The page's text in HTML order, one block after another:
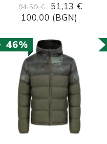
94,59 €
51,13 €
100,00 (BGN)
46%